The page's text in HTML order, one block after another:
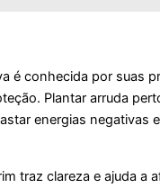
é conhecida por suas
Plantar arruda
energias negativas
traz clareza e ajuda a